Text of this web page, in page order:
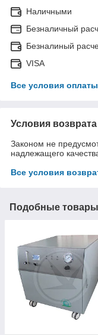
Наличными
Безналичный
Безналиный
VISA
Все условия оплаты
Условия возврата
Законом не
надлежащего
Все условия
Подобные